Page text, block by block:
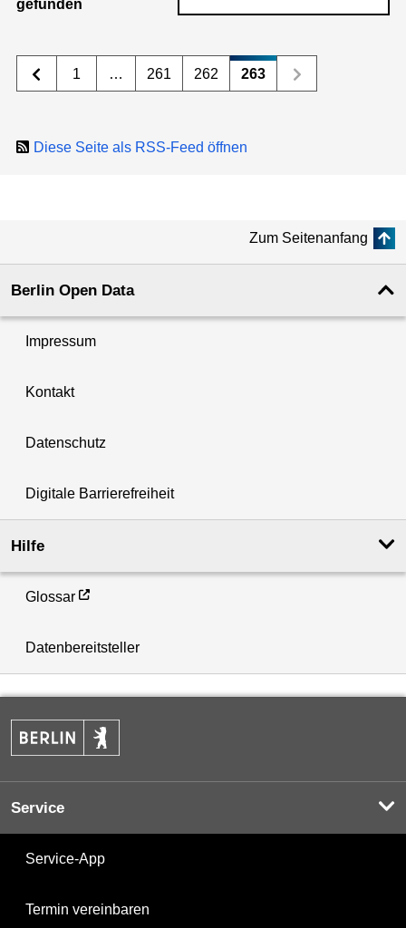
gefunden
1 … 261 262 263
Diese Seite als RSS-Feed öffnen
Zum Seitenanfang
Berlin Open Data
Impressum
Kontakt
Datenschutz
Digitale Barrierefreiheit
Hilfe
Glossar
Datenbereitsteller
Service
Service-App
Termin vereinbaren